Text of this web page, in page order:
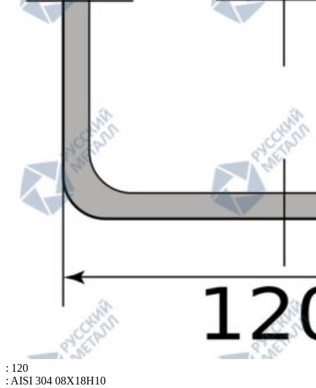
: 120
: AISI 304 08Х18Н10